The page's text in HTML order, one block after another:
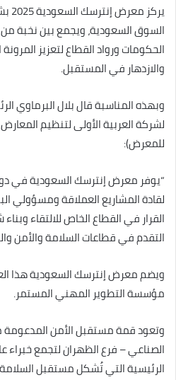
السوق السعودية، ويجمع بين نخبة من
الحكومات ورواد القطاع لتعزيز
والازدهار في المستقبل.
وبهذه المناسبة قال بلال البرماوي
لشركة العربية الأولى لتنظيم
للمعرض):
“يوفر معرض إنترسك السعودية في
لقادة المشاريع العملاقة ومسؤولي
القرار في القطاع الخاص للالتقاء
التقدم في قطاعات السلامة والأمن
ويضم معرض إنترسك السعودية هذا
مؤسسة التطوير المهني المستمر.
وتعود قمة مستقبل الأمن المدعومة
الصناعي – فرع الظهران لتجمع
الرئيسية التي تُشكل مستقبل السلامة